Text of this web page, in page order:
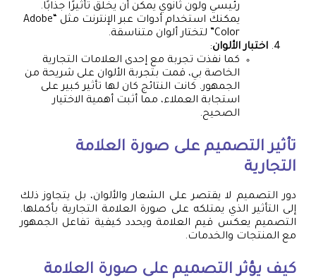
رئيسي ولون ثانوي يمكن أن يخلق تأثيرًا جذابًا.
يمكنك استخدام أدوات عبر الإنترنت مثل “Adobe
Color” لتختار ألوان متناسقة.
اختبار الألوان:
كما نفذت تجربة مع إحدى العلامات التجارية
الخاصة بي، قمت بتجربة الألوان على شريحة من
الجمهور. كانت النتائج كان لها تأثير كبير على
استجابة العملاء، مما أثبت أهمية الاختيار
الصحيح.
تأثير التصميم على صورة العلامة
التجارية
دور التصميم لا يقتصر على الشعار والألوان، بل يتجاوز ذلك
إلى التأثير الذي يمتلكه على صورة العلامة التجارية بأكملها.
التصميم يعكس قيم العلامة ويحدد كيفية تفاعل الجمهور
مع المنتجات والخدمات.
كيف يؤثر التصميم على صورة العلامة